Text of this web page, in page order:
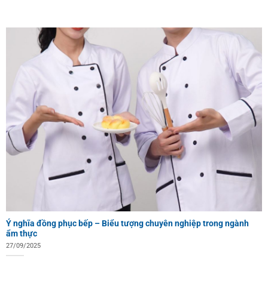
Ý nghĩa đồng phục bếp – Biểu tượng chuyên nghiệp trong ngành
ẩm thực
27/09/2025